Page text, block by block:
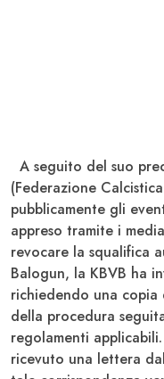
A seguito del suo
(Federazione
pubblicamente gli
appreso tramite i
revocare la squalifica
Balogun, la KBVB ha
richiedendo una copia
della procedura
regolamenti
ricevuto una lettera